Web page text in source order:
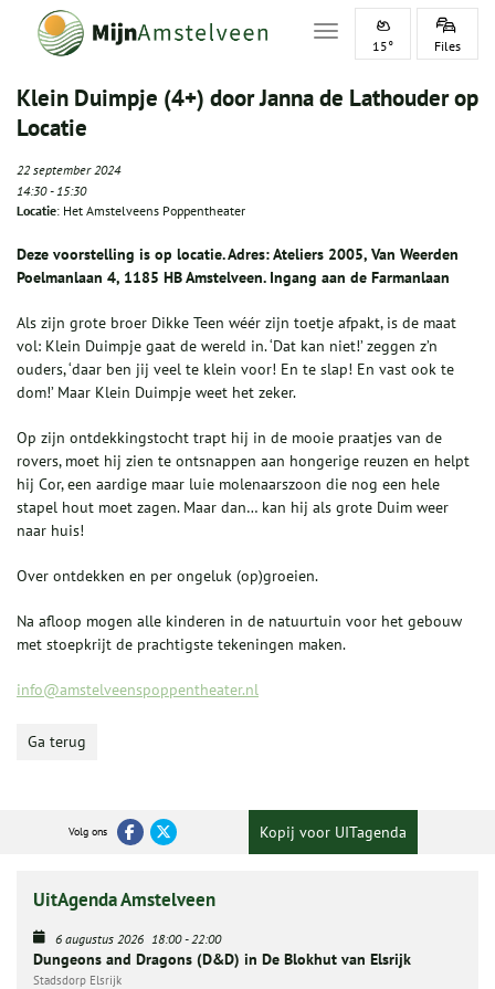
Toggle navigation
15° Files
Klein Duimpje (4+) door Janna de Lathouder op
Locatie
22 september 2024
14:30-15:30
Locatie: Het Amstelveens Poppentheater
Deze voorstelling is op locatie. Adres: Ateliers 2005, Van Weerden
Poelmanlaan 4, 1185 HB Amstelveen. Ingang aan de Farmanlaan
Als zijn grote broer Dikke Teen wéér zijn toetje afpakt, is de maat
vol: Klein Duimpje gaat de wereld in. ‘Dat kan niet!’ zeggen z’n
ouders, ‘daar ben jij veel te klein voor! En te slap! En vast ook te
dom!’ Maar Klein Duimpje weet het zeker.
Op zijn ontdekkingstocht trapt hij in de mooie praatjes van de
rovers, moet hij zien te ontsnappen aan hongerige reuzen en helpt
hij Cor, een aardige maar luie molenaarszoon die nog een hele
stapel hout moet zagen. Maar dan… kan hij als grote Duim weer
naar huis!
Over ontdekken en per ongeluk (op)groeien.
Na afloop mogen alle kinderen in de natuurtuin voor het gebouw
met stoepkrijt de prachtigste tekeningen maken.
info@amstelveenspoppentheater.nl
Ga terug
Volg ons Kopij voor UITagenda
UitAgenda Amstelveen
6 augustus 2026 18:00-22:00
Dungeons and Dragons (D&D) in De Blokhut van Elsrijk
Stadsdorp Elsrijk